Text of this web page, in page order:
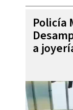
Policía
a